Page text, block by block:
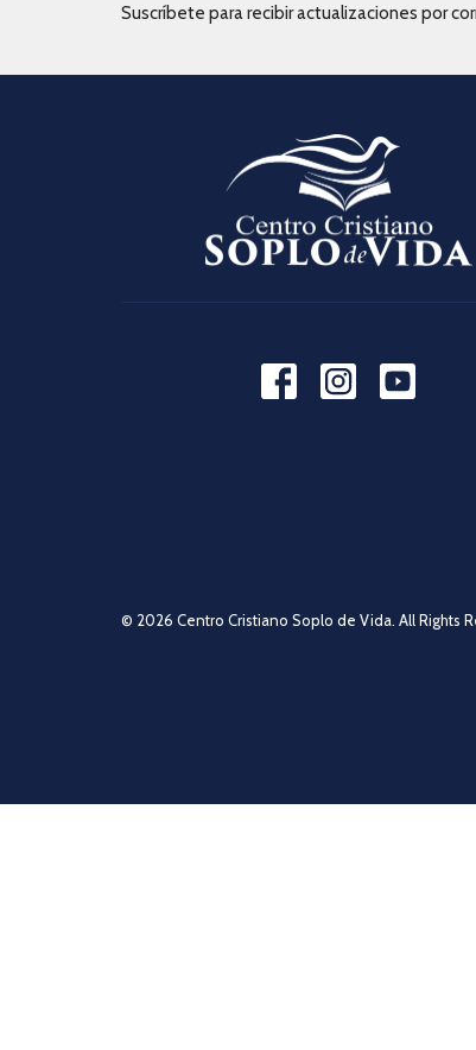
Suscríbete para recibir actualizaciones por
© 2026 Centro Cristiano Soplo de Vida. All Rights